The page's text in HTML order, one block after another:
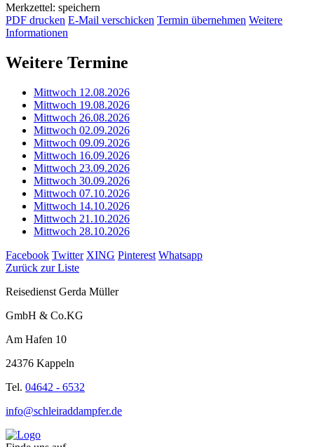
Merkzettel: speichern
PDF drucken E-Mail verschicken Termin übernehmen Weitere
Informationen
Weitere Termine
Mittwoch 12.08.2026
Mittwoch 19.08.2026
Mittwoch 26.08.2026
Mittwoch 02.09.2026
Mittwoch 09.09.2026
Mittwoch 16.09.2026
Mittwoch 23.09.2026
Mittwoch 30.09.2026
Mittwoch 07.10.2026
Mittwoch 14.10.2026
Mittwoch 21.10.2026
Mittwoch 28.10.2026
Facebook Twitter XING Pinterest Whatsapp
Zurück zur Liste
Reisedienst Gerda Müller
GmbH & Co.KG
Am Hafen 10
24376 Kappeln
Tel. 04642 - 6532
info@schleiraddampfer.de